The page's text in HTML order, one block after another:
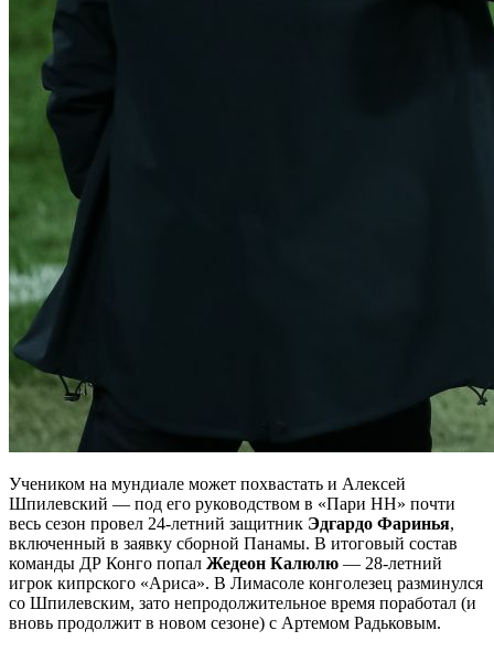
Учеником на мундиале может похвастать и Алексей
Шпилевский — под его руководством в «Пари НН» почти
весь сезон провел 24-летний защитник Эдгардо Фаринья,
включенный в заявку сборной Панамы. В итоговый состав
команды ДР Конго попал Жедеон Калюлю — 28-летний
игрок кипрского «Ариса». В Лимасоле конголезец разминулся
со Шпилевским, зато непродолжительное время поработал (и
вновь продолжит в новом сезоне) с Артемом Радьковым.